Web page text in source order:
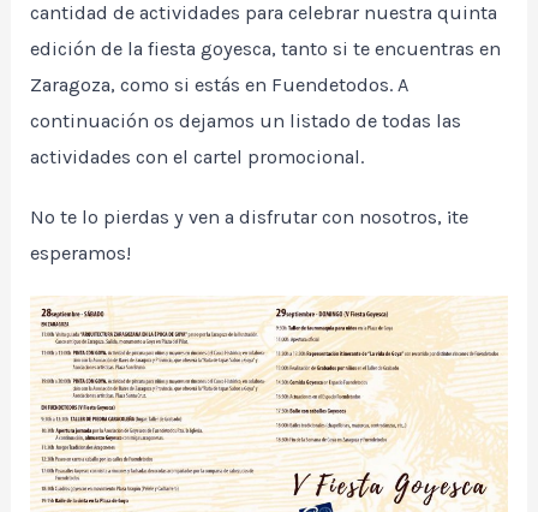
cantidad de actividades para celebrar nuestra quinta
edición de la fiesta goyesca, tanto si te encuentras en
Zaragoza, como si estás en Fuendetodos. A
continuación os dejamos un listado de todas las
actividades con el cartel promocional.
No te lo pierdas y ven a disfrutar con nosotros, ¡te
esperamos!